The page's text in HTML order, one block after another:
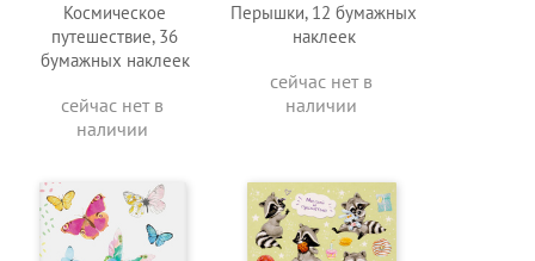
Космическое
путешествие, 36
бумажных наклеек
сейчас нет в
наличии
Перышки, 12 бумажных
наклеек
сейчас нет в
наличии